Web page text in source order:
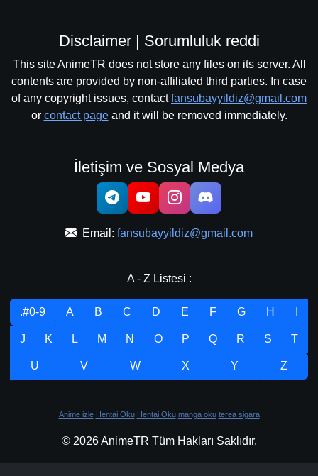
Disclaimer | Sorumluluk reddi
This site AnimeTR does not store any files on its server. All
contents are provided by non-affiliated third parties. In case
of any copyright issues, contactfansubayyildiz@gmail.com
or contact pageand it will be removed immediately.
İletişim ve Sosyal Medya
Email: fansubayyildiz@gmail.com
A - Z Listesi :
.#0-9 A B C D E F G H
J K L M N O P Q R S T
U V W X Y Z
Anime izle Hentai Oku Hentai Oku manga oku terea sigara
© 2026 AnimeTR Tüm Hakları Saklıdır.